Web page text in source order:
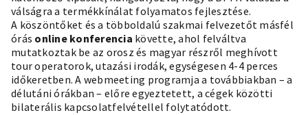
válságra a termékkínálat folyamatos fejlesztése.
A köszöntőket és a többoldalú szakmai felvezetőt másfél
órás online konferencia követte, ahol felváltva
mutatkoztak be az orosz és magyar részről meghívott
tour operatorok, utazási irodák, egységesen 4-4 perces
időkeretben. A webmeeting programja a továbbiakban – a
délutáni órákban – előre egyeztetett, a cégek közötti
bilaterális kapcsolatfelvétellel folytatódott.